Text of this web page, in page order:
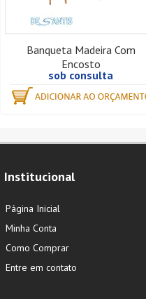
Banqueta Madeira Com
Encosto
sob consulta
Institucional
Página Inicial
Minha Conta
Como Comprar
Entre em contato